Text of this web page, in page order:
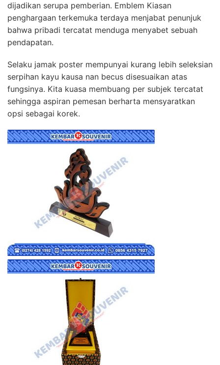
dijadikan serupa pemberian. Emblem Kiasan
penghargaan terkemuka terdaya menjabat penunjuk
bahwa pribadi tercatat menduga menyabet sebuah
pendapatan.
Selaku jamak poster mempunyai kurang lebih seleksian
serpihan kayu kausa nan becus disesuaikan atas
fungsinya. Kita kuasa membuang per subjek tercatat
sehingga aspiran pemesan berharta mensyaratkan
opsi sebagai korek.